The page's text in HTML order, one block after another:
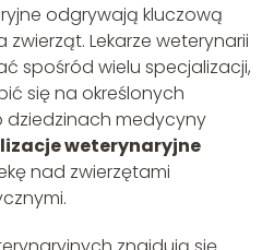
odgrywają kluczową
Lekarze weterynarii
spośród wielu specjalizacji,
się na określonych
dziedzinach medycyny
weterynaryjne
nad zwierzętami